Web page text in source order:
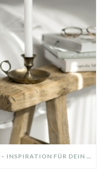
SCHLAFZIMMER MAKEOVER – INSPIRATION FÜR DEIN SCHLAFZIMMER: AUS ALT MACH NEU – HELL, GEMÜTLICH UND EINLADEND